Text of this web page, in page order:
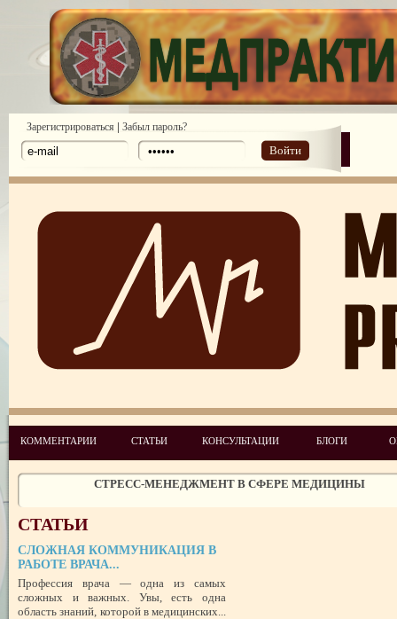
Зарегистрироваться | Забыл пароль?
Войти
КОММЕНТАРИИ СТАТЬИ КОНСУЛЬТАЦИИ БЛОГИ
ПОТРЕБИТЕЛЬСКИЙ ЭКСТРЕМИЗМ
ПЕРЕГОРЕЛО, или ЧЕМ ГРОЗИТ ЭМОЦИОНАЛЬНОЕ
ПЕРСОНАЛА
УСПЕШНЫЙ ДЕБЮТ «ШКОЛЫ АДМИНИСТРАТОРОВ
ЦЕЛЕПОЛАГАНИЕ, или КАК ПРАВИЛЬНО СТАВИТЬ ЦЕЛИ И
ИХ
ЧЕГО ХОТЯТ ПАЦИЕНТЫ КАТЕГОРИИ VIP
СТРЕСС-МЕНЕДЖМЕНТ В СФЕРЕ МЕДИЦИНЫ
ЗАЩИТА РЕПУТАЦИИ В СЕТИ ИНТЕРНЕТ: SERM, ИЛИ КАК
ПРАВОВОЙ СТАТУС ПРЕДСТАВИТЕЛЯ ПАЦИЕНТА В УКРАИНЕ
РУБЕЖОМ
РОЛЬ МЕДИЦИНСКОЙ ДОКУМЕНТАЦИИ КАК
ГРАЖДАНСКОМ И УГОЛОВНОМ СУДОПРОИЗВОДСТВЕ
СТАТЬИ
СЛОЖНАЯ КОММУНИКАЦИЯ В
РАБОТЕ ВРАЧА...
Профессия врача — одна из самых
сложных и важных. Увы, есть одна
область знаний, которой в медицинских...